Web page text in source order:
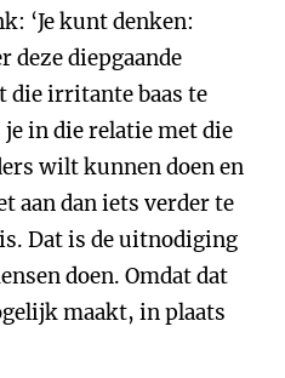
‘Je kunt denken:
deze diepgaande
die irritante baas te
je in die relatie met die
wilt kunnen doen en
aan dan iets verder te
Dat is de uitnodiging
doen. Omdat dat
maakt, in plaats